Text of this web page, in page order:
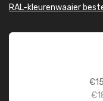
RAL-kleurenwaaier
€
€